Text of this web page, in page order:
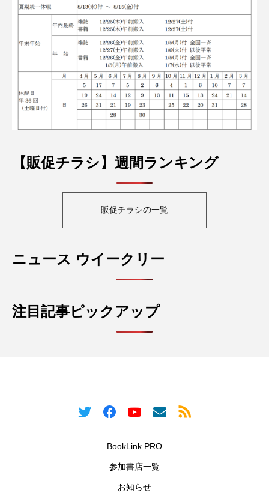
【販促チラシ】週間ランキング
販促チラシの一覧
ニュース ウイークリー
注目記事ピックアップ
BookLink PRO
参加書店一覧
お知らせ